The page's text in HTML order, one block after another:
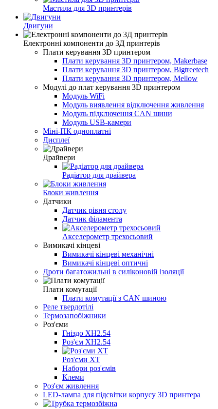
Мастила для 3D принтерів
Двигуни
Електронні компоненти до 3Д принтерів
Плати керування 3D принтером
Плати керування 3D принтером, Makerbase
Плати керування 3D принтером, Bigtreetech
Плати керування 3D принтером, Mellow
Модулі до плат керування 3D принтером
Модуль WiFi
Модуль виявлення відключення живлення
Модуль підключення CAN шини
Модуль USB-камери
Міні-ПК одноплатні
Дисплеї
Драйвери
Радіатор для драйвера
Блоки живлення
Датчики
Датчик рівня столу
Датчик філамента
Акселерометр трехосьовий
Вимикачі кінцеві
Вимикачі кінцеві механічні
Вимикачі кінцеві оптичні
Дроти багатожильні в силіконовій ізоляції
Плати комутації
Плати комутації з CAN шиною
Реле твердотілі
Термозапобіжники
Роз'єми
Гніздо XH2.54
Роз'єм XH2.54
Роз'єми ХТ
Набори роз'ємів
Клеми
Роз'єм живлення
LED-лампа для підсвітки корпусу 3D принтера